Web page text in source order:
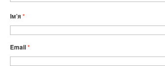
Ім’я*
Email*